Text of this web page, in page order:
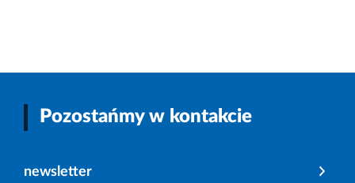
Pozostańmy w kontakcie
newsletter